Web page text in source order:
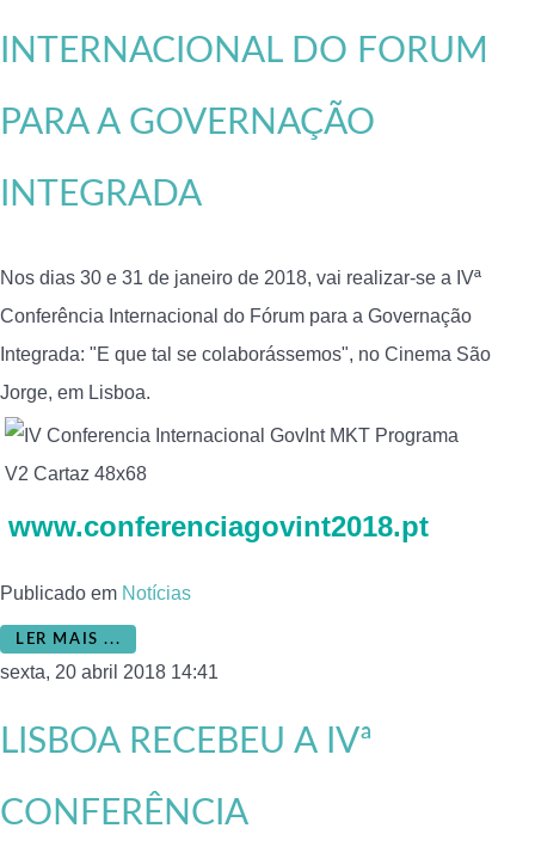
INTERNACIONAL DO FORUM
PARA A GOVERNAÇÃO
INTEGRADA
Nos dias 30 e 31 de janeiro de 2018, vai realizar-se a IVª
Conferência Internacional do Fórum para a Governação
Integrada: "E que tal se colaborássemos", no Cinema São
Jorge, em Lisboa.
www.conferenciagovint2018.pt
Publicado em Notícias
LER MAIS ...
sexta, 20 abril 2018 14:41
LISBOA RECEBEU A IVª
CONFERÊNCIA